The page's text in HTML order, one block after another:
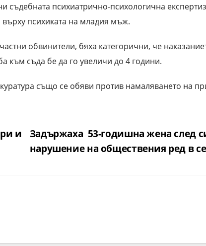
съдебната психиатрично-психологична
психиката на младия мъж.
обвинители, бяха категорични, че
към съда бе да го увеличи до 4 години.
също се обяви против намаляването на
Задържаха 53-годишна жена след
нарушение на обществения ред в
и